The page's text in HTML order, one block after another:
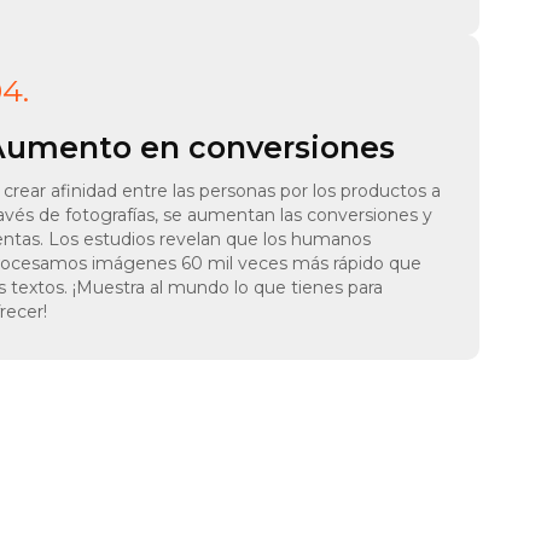
en conversiones
crear afinidad entre las personas por los productos a
de fotografías, se aumentan las conversiones y
Los estudios revelan que los humanos
imágenes 60 mil veces más rápido que
textos. ¡Muestra al mundo lo que tienes para